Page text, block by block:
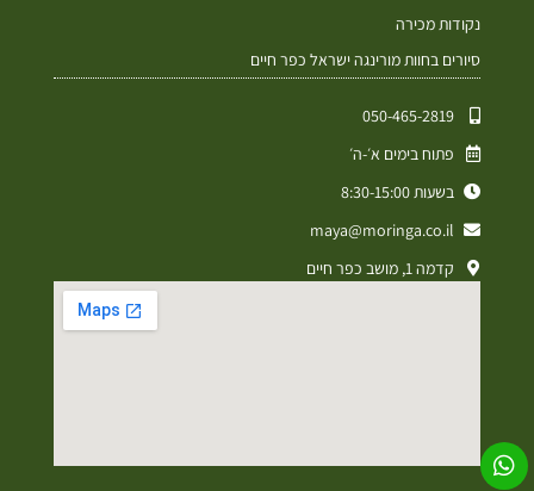
נקודות מכירה
סיורים בחוות מורינגה ישראל כפר חיים
050-465-2819⁩
פתוח בימים א׳-ה׳
בשעות 8:30-15:00
maya@moringa.co.il
קדמה 1, מושב כפר חיים